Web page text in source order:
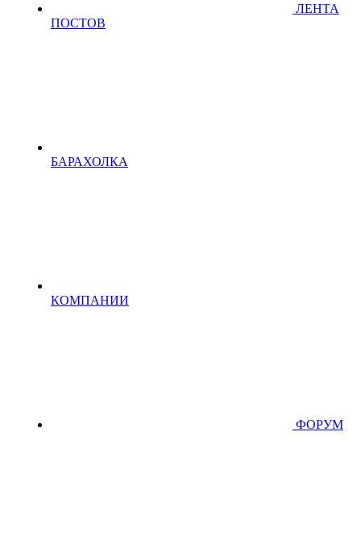
ЛЕНТА
ПОСТОВ
БАРАХОЛКА
КОМПАНИИ
ФОРУМ